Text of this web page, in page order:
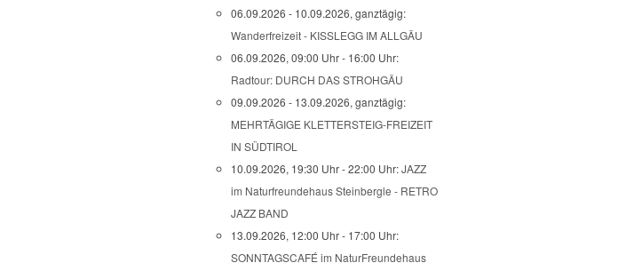
06.09.2026 - 10.09.2026, ganztägig:
Wanderfreizeit - KISSLEGG IM ALLGÄU
06.09.2026, 09:00 Uhr - 16:00 Uhr:
Radtour: DURCH DAS STROHGÄU
09.09.2026 - 13.09.2026, ganztägig:
MEHRTÄGIGE KLETTERSTEIG-FREIZEIT
IN SÜDTIROL
10.09.2026, 19:30 Uhr - 22:00 Uhr:JAZZ
im Naturfreundehaus Steinbergle - RETRO
JAZZ BAND
13.09.2026, 12:00 Uhr - 17:00 Uhr:
SONNTAGSCAFÉ im NaturFreundehaus